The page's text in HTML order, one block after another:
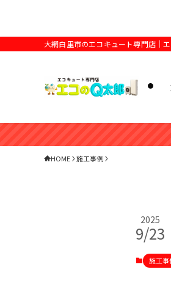
大網白里市のエコキュート専門店｜
HOME 施工事例
2025
9/23
施工事